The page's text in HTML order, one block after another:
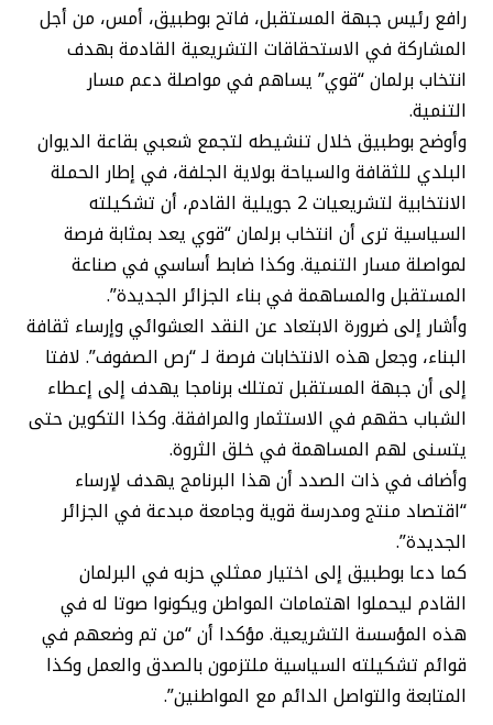
رافع رئيس جبهة المستقبل، فاتح بوطبيق، أمس، من أجل
المشاركة في الاستحقاقات التشريعية القادمة بهدف
انتخاب برلمان “قوي” يساهم في مواصلة دعم مسار
التنمية.
وأوضح بوطبيق خلال تنشيطه لتجمع شعبي بقاعة الديوان
البلدي للثقافة والسياحة بولاية الجلفة، في إطار الحملة
الانتخابية لتشريعيات 2 جويلية القادم، أن تشكيلته
السياسية ترى أن انتخاب برلمان “قوي يعد بمثابة فرصة
لمواصلة مسار التنمية. وكذا ضابط أساسي في صناعة
المستقبل والمساهمة في بناء الجزائر الجديدة”.
وأشار إلى ضرورة الابتعاد عن النقد العشوائي وإرساء ثقافة
البناء، وجعل هذه الانتخابات فرصة لـ “رص الصفوف”. لافتا
إلى أن جبهة المستقبل تمتلك برنامجا يهدف إلى إعطاء
الشباب حقهم في الاستثمار والمرافقة. وكذا التكوين حتى
يتسنى لهم المساهمة في خلق الثروة.
وأضاف في ذات الصدد أن هذا البرنامج يهدف لإرساء
“اقتصاد منتج ومدرسة قوية وجامعة مبدعة في الجزائر
الجديدة”.
كما دعا بوطبيق إلى اختيار ممثلي حزبه في البرلمان
القادم ليحملوا اهتمامات المواطن ويكونوا صوتا له في
هذه المؤسسة التشريعية. مؤكدا أن “من تم وضعهم في
قوائم تشكيلته السياسية ملتزمون بالصدق والعمل وكذا
المتابعة والتواصل الدائم مع المواطنين”.